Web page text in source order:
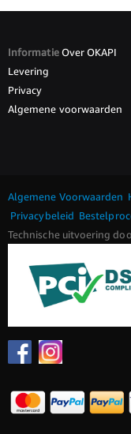
Informatie Over OKAPI
Levering
Privacy
Algemene voorwaarden
Algemene Voorwaarden
Privacybeleid
Technische uitvoering